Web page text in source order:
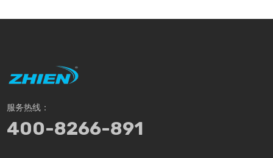
服务热线：
400-8266-891